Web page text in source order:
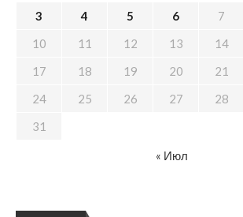
3
4 5 6 7
10
11 12 13 14
17
18 19 20 21
24
25 26 27 28
31
« Июл